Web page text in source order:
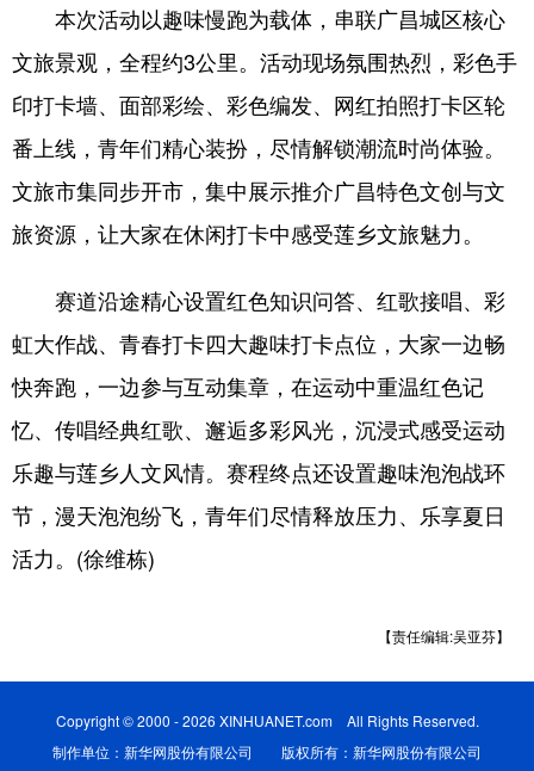
地方频道
北京 天津 河北 山西
辽宁 吉林 上海 江苏
浙江 安徽 福建 江西
山东 河南 湖北 湖南
广东 广西 海南 重庆
四川 贵州 云南 西藏
陕西 甘肃 青海 宁夏
新疆 内蒙古 黑龙江
多语种频道
한국어
Deutsch Português
本次活动以趣味慢跑为载体，串联广昌城区核心
文旅景观，全程约3公里。活动现场氛围热烈，彩色手
印打卡墙、面部彩绘、彩色编发、网红拍照打卡区轮
番上线，青年们精心装扮，尽情解锁潮流时尚体验。
文旅市集同步开市，集中展示推介广昌特色文创与文
旅资源，让大家在休闲打卡中感受莲乡文旅魅力。
赛道沿途精心设置红色知识问答、红歌接唱、彩
虹大作战、青春打卡四大趣味打卡点位，大家一边畅
快奔跑，一边参与互动集章，在运动中重温红色记
忆、传唱经典红歌、邂逅多彩风光，沉浸式感受运动
乐趣与莲乡人文风情。赛程终点还设置趣味泡泡战环
节，漫天泡泡纷飞，青年们尽情释放压力、乐享夏日
活力。(徐维栋)
【责任编辑:吴亚芬】
Copyright © 2000 - 2026 XINHUANET.com All Rights Reserved.
制作单位：新华网股份有限公司 版权所有：新华网股份有限公司